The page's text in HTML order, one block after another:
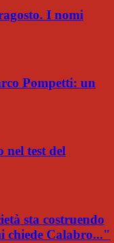
I nomi
Pompetti: un
nel test del
sta costruendo
chiede Calabro..."